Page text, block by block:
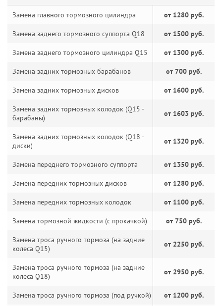
Замена главного тормозного цилиндра от 1280 руб.
Замена заднего тормозного суппорта Q18 от 1500 руб.
Замена заднего тормозного цилиндра Q15 от 1300 руб.
Замена задних тормозных барабанов от 700 руб.
Замена задних тормозных дисков от 1600 руб.
Замена задних тормозных колодок (Q15 -
барабаны)
от 1603 руб.
Замена задних тормозных колодок (Q18 -
диски)
от 1320 руб.
Замена переднего тормозного суппорта от 1350 руб.
Замена передних тормозных дисков от 1280 руб.
Замена передних тормозных колодок от 1100 руб.
Замена тормозной жидкости (с прокачкой) от 750 руб.
Замена троса ручного тормоза (на задние
колеса Q15)
от 2250 руб.
Замена троса ручного тормоза (на задние
колеса Q18)
от 2950 руб.
Замена троса ручного тормоза (под ручкой) от 1200 руб.